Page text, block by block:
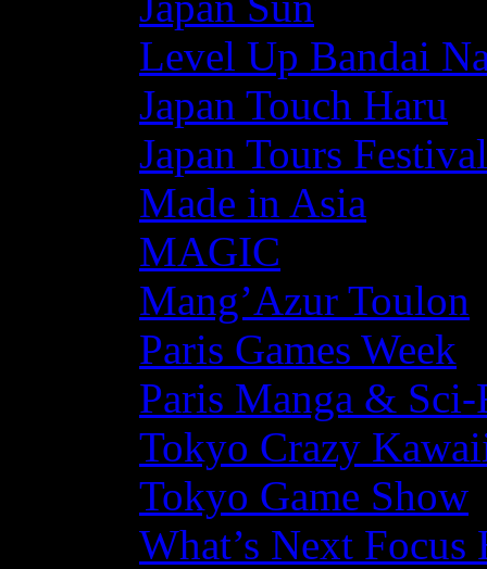
Level Up Bandai
Japan Touch Haru
Japan Tours Festival
Made in Asia
MAGIC
Mang’Azur Toulon
Paris Games Week
Paris Manga &
Tokyo Crazy
Tokyo Game Show
What’s Next